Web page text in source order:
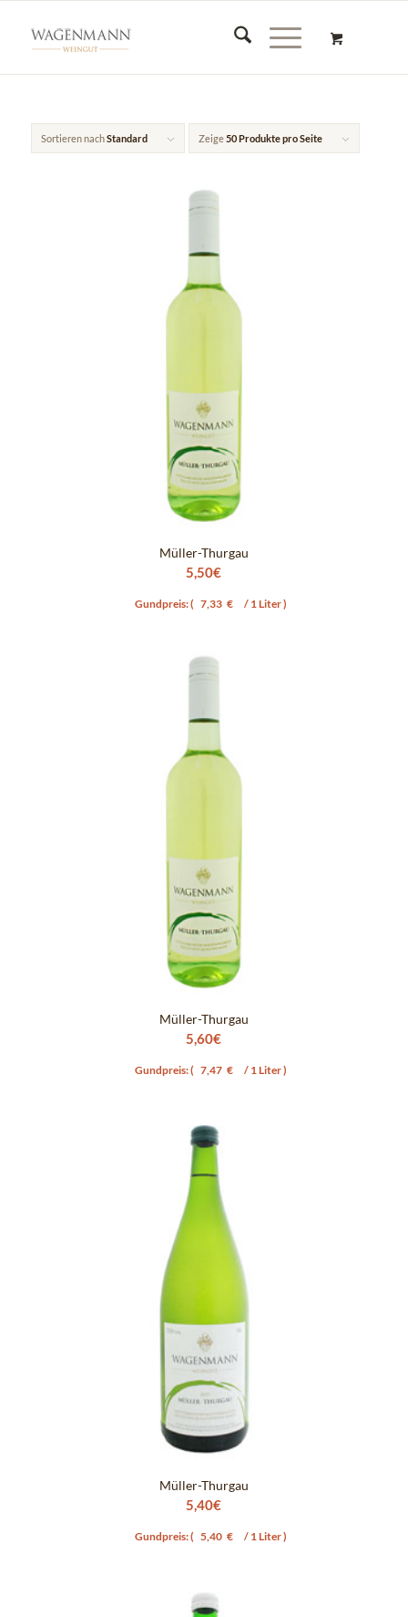
Sortieren nachStandard Zeige50 Produkte pro Seite
Müller-Thurgau
5,50€
Gundpreis: ( 7,33 € / 1 Liter )
Müller-Thurgau
5,60€
Gundpreis: ( 7,47 € / 1 Liter )
Müller-Thurgau
5,40€
Gundpreis: ( 5,40 € / 1 Liter )